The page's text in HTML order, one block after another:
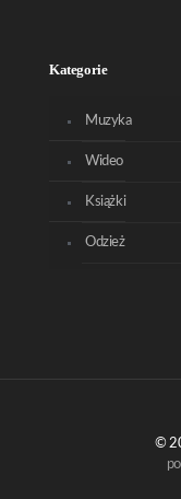
Kategorie
Muzyka
Wideo
Książki
Odzież
©